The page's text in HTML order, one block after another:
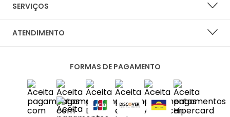
POLÍTICA DE ENTREGA
TROCAS E DEVOLUÇÕES
SERVIÇOS
ATENDIMENTO
SAC
DIAS ÚTEIS DAS 10H ÀS 18H
FORMAS DE PAGAMENTO